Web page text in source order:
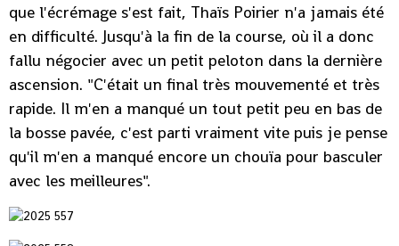
que l'écrémage s'est fait, Thaïs Poirier n'a jamais été
en difficulté. Jusqu'à la fin de la course, où il a donc
fallu négocier avec un petit peloton dans la dernière
ascension. "C'était un final très mouvementé et très
rapide. Il m'en a manqué un tout petit peu en bas de
la bosse pavée, c'est parti vraiment vite puis je pense
qu'il m'en a manqué encore un chouïa pour basculer
avec les meilleures".